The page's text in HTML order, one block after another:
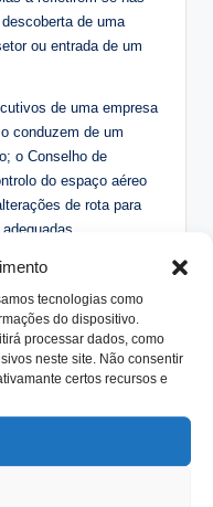
tecnologias como
do dispositivo.
processar dados, como
neste site. Não consentir
certos recursos e
de uma
ou entrada de um
de uma empresa
conduzem de um
o Conselho de
do espaço aéreo
de rota para
os mais
empresa?
de